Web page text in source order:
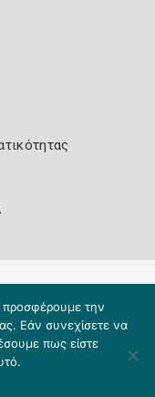
προσφέρουμε την
Εάν συνεχίσετε να
πως είστε
A.E.